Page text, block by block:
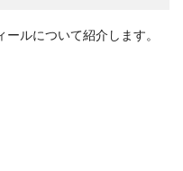
ルについて紹介します。